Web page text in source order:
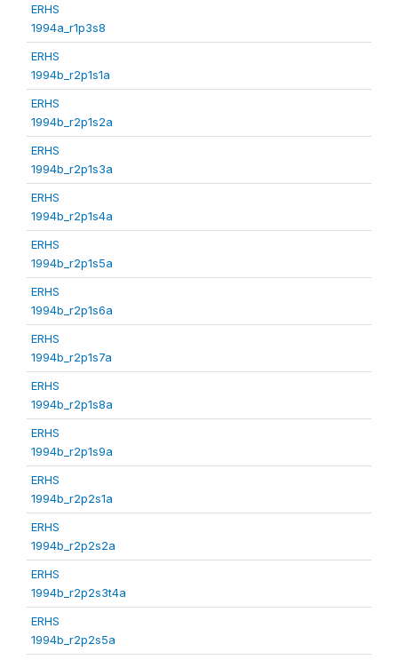
ERHS
1994a_r1p3s8
ERHS
1994b_r2p1s1a
ERHS
1994b_r2p1s2a
ERHS
1994b_r2p1s3a
ERHS
1994b_r2p1s4a
ERHS
1994b_r2p1s5a
ERHS
1994b_r2p1s6a
ERHS
1994b_r2p1s7a
ERHS
1994b_r2p1s8a
ERHS
1994b_r2p1s9a
ERHS
1994b_r2p2s1a
ERHS
1994b_r2p2s2a
ERHS
1994b_r2p2s3t4a
ERHS
1994b_r2p2s5a